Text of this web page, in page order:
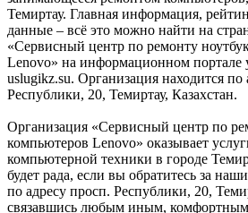
Темиртау. Главная информация,
данные – всё это можно найти на
«Сервисный центр по ремонту
Lenovo» на информационном портале
uslugikz.su. Организация находится по
Республики, 20, Темиртау, Казахстан.
Организация «Сервисный центр по
компьютеров Lenovo» оказывает
компьютерной техники в городе
будет рада, если вы обратитесь за
по адресу просп. Республики, 20,
связавшись любым иным, комфортным